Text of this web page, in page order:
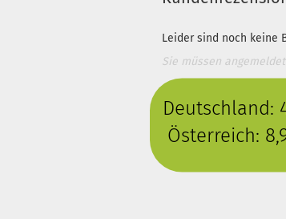
Leider sind noch keine
Sie müssen
Deutschland:
Österreich: